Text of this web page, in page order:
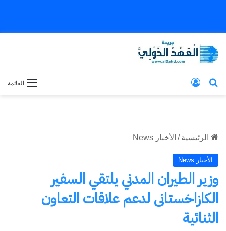
القائمة بحث عن
الرئيسية / الأخبار News
الأخبار News
وزير الطيران المدني يلتقي السفير
الكازاخستانى لدعم علاقات التعاون
الثنائية